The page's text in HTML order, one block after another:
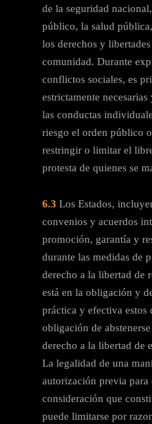
de la seguridad
público, la salud
los derechos y
comunidad. Durante
conflictos sociales, es
estrictamente
las conductas
riesgo el orden público
restringir o limitar el
protesta de quienes se
6.3 Los Estados,
convenios y acuerdos
promoción, garantía y
durante las medidas de
derecho a la libertad de
está en la obligación y
práctica y efectiva
obligación de
derecho a la libertad de
La legalidad de una
autorización previa para
consideración que
puede limitarse por